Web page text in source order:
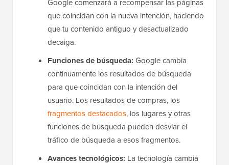
Google comenzará a recompensar las páginas
que coincidan con la nueva intención, haciendo
que tu contenido antiguo y desactualizado
decaiga.
Funciones de búsqueda: Google cambia
continuamente los resultados de búsqueda
para que coincidan con la intención del
usuario. Los resultados de compras, los
fragmentos destacados, los lugares y otras
funciones de búsqueda pueden desviar el
tráfico de búsqueda a esos fragmentos.
Avances tecnológicos: La tecnología cambia